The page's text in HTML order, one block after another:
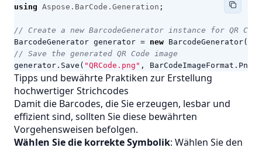
using Aspose.BarCode.Generation ;
// Create a new BarcodeGenerator instance for QR Code
BarcodeGenerator generator = new BarcodeGenerator(
// Save the generated QR Code image
generator . Save ( "QRCode.png" , BarCodeImageFormat . Png
Tipps und bewährte Praktiken zur Erstellung
hochwertiger Strichcodes
Damit die Barcodes, die Sie erzeugen, lesbar und
effizient sind, sollten Sie diese bewährten
Vorgehensweisen befolgen.
Wählen Sie die korrekte Symbolik: Wählen Sie den